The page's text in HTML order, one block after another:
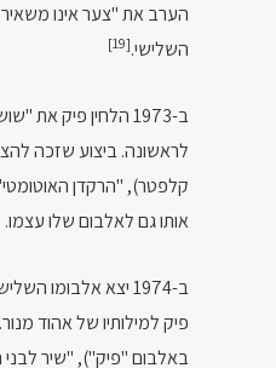
הערב את "צער אינו משאיר
השלישי.[19]
ב-1973 הלחין פיק
לראשונה. ביצוע שזכה
קלפטר), "הרקדן
אותו גם לאלבום שלו עצמו.
ב-1974 יצא
פיק למילותיו של אהוד